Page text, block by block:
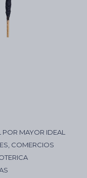
MAYOR IDEAL
COMERCIOS